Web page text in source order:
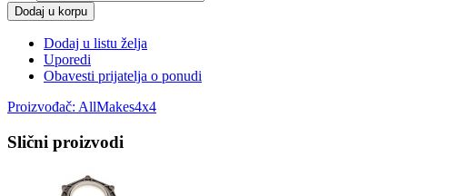
Dodaj u korpu
Dodaj u listu želja
Uporedi
Obavesti prijatelja o ponudi
Proizvođač: AllMakes4x4
Slični proizvodi